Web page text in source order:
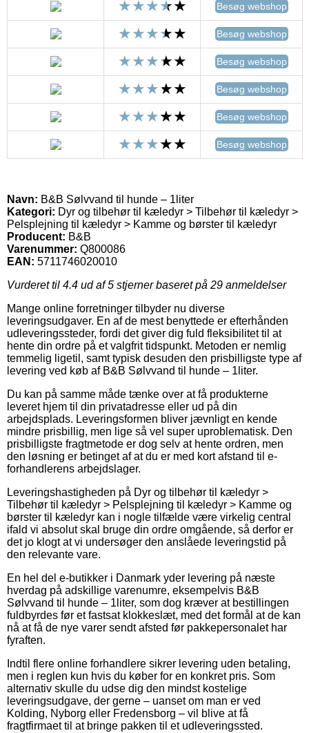
Besøg webshop
Besøg webshop
Besøg webshop
Besøg webshop
Besøg webshop
Besøg webshop
Navn: B&B Sølvvand til hunde – 1liter
Kategori: Dyr og tilbehør til kæledyr > Tilbehør til kæledyr >
Pelsplejning til kæledyr > Kamme og børster til kæledyr
Producent: B&B
Varenummer: Q800086
EAN: 5711746020010
Vurderet til 4.4 ud af 5 stjerner baseret på 29 anmeldelser
Mange online forretninger tilbyder nu diverse
leveringsudgaver. En af de mest benyttede er efterhånden
udleveringssteder, fordi det giver dig fuld fleksibilitet til at
hente din ordre på et valgfrit tidspunkt. Metoden er nemlig
temmelig ligetil, samt typisk desuden den prisbilligste type af
levering ved køb af B&B Sølvvand til hunde – 1liter.
Du kan på samme måde tænke over at få produkterne
leveret hjem til din privatadresse eller ud på din
arbejdsplads. Leveringsformen bliver jævnligt en kende
mindre prisbillig, men lige så vel super uproblematisk. Den
prisbilligste fragtmetode er dog selv at hente ordren, men
den løsning er betinget af at du er med kort afstand til e-
forhandlerens arbejdslager.
Leveringshastigheden på Dyr og tilbehør til kæledyr >
Tilbehør til kæledyr > Pelsplejning til kæledyr > Kamme og
børster til kæledyr kan i nogle tilfælde være virkelig central
ifald vi absolut skal bruge din ordre omgående, så derfor er
det jo klogt at vi undersøger den anslåede leveringstid på
den relevante vare.
En hel del e-butikker i Danmark yder levering på næste
hverdag på adskillige varenumre, eksempelvis B&B
Sølvvand til hunde – 1liter, som dog kræver at bestillingen
fuldbyrdes før et fastsat klokkeslæt, med det formål at de kan
nå at få de nye varer sendt afsted før pakkepersonalet har
fyraften.
Indtil flere online forhandlere sikrer levering uden betaling,
men i reglen kun hvis du køber for en konkret pris. Som
alternativ skulle du udse dig den mindst kostelige
leveringsudgave, der gerne – uanset om man er ved
Kolding, Nyborg eller Fredensborg – vil blive at få
fragtfirmaet til at bringe pakken til et udleveringssted.